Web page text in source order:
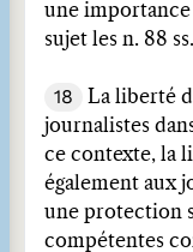
une
sujet les n. 88
18
La liberté
journalistes
ce contexte, la
également aux
une protection
compétentes